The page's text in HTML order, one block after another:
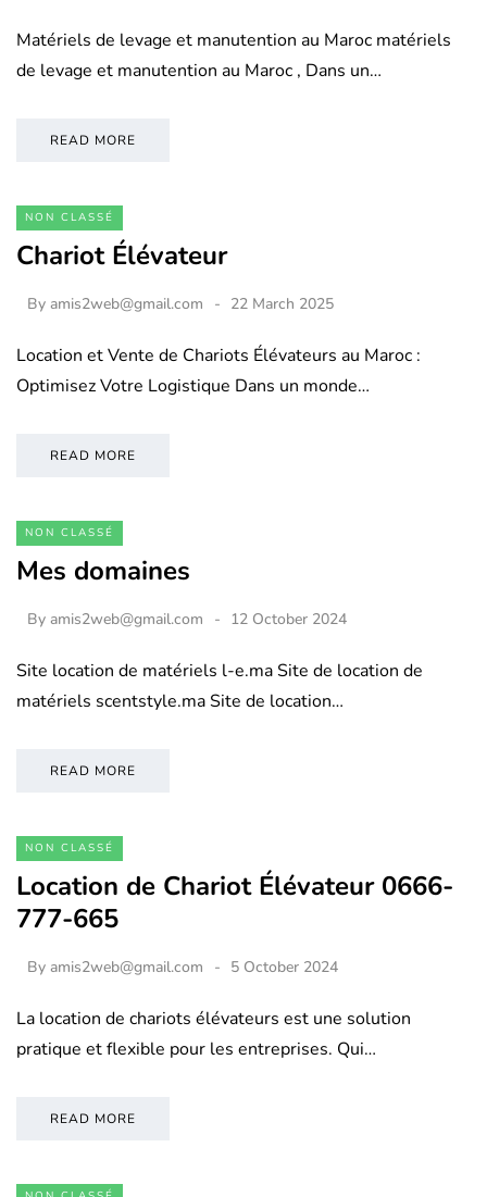
Matériels de levage et manutention au Maroc matériels
de levage et manutention au Maroc , Dans un…
READ MORE
NON CLASSÉ
Chariot Élévateur
By amis2web@gmail.com 22 March 2025
Location et Vente de Chariots Élévateurs au Maroc :
Optimisez Votre Logistique Dans un monde…
READ MORE
NON CLASSÉ
Mes domaines
By amis2web@gmail.com 12 October 2024
Site location de matériels l-e.ma Site de location de
matériels scentstyle.ma Site de location…
READ MORE
NON CLASSÉ
Location de Chariot Élévateur 0666-
777-665
By amis2web@gmail.com 5 October 2024
La location de chariots élévateurs est une solution
pratique et flexible pour les entreprises. Qui…
READ MORE